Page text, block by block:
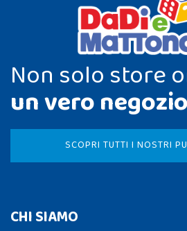
Non solo store
un vero
SCOPRI TUTTI I NOSTRI
CHI SIAMO